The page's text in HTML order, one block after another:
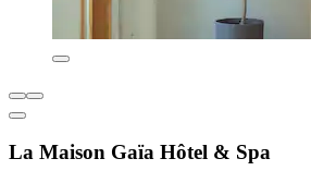
La Maison Gaïa Hôtel & Spa